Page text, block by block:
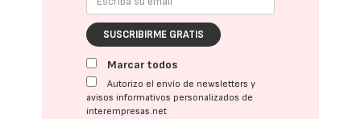
SUSCRIBIRME GRATIS
Marcar todos
Autorizo el envío de newsletters y
avisos informativos personalizados de
interempresas.net